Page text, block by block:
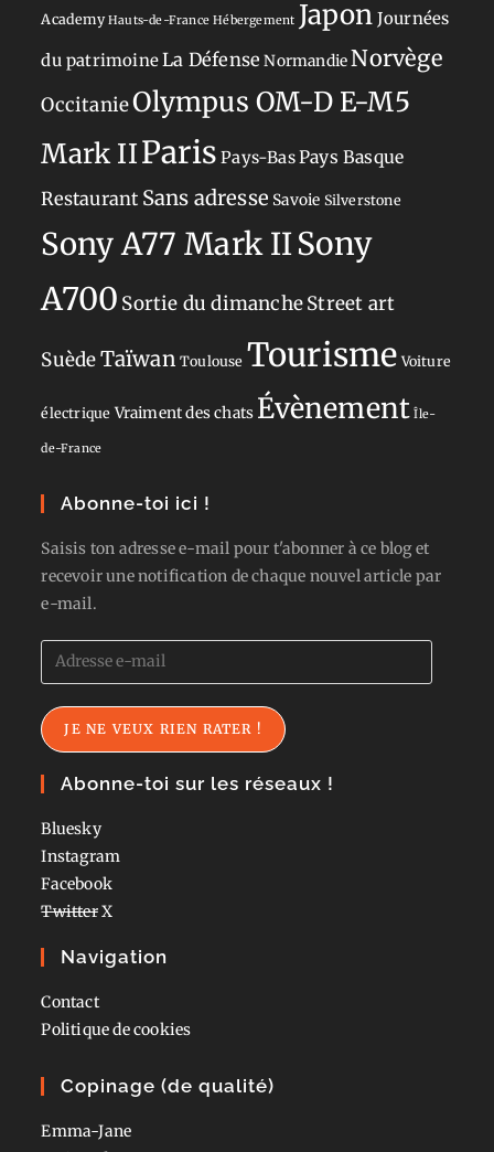
Academy Hauts-de-France Hébergement Japon Journées
du patrimoineLa Défense NormandieNorvège
OccitanieOlympus OM-D E-M5
Mark IIParis Pays-BasPays Basque
Restaurant Sans adresse Savoie Silverstone
Sony A77 Mark IISony
A700 Sortie du dimancheStreet art
SuèdeTaïwan Toulouse Tourisme Voiture
électrique Vraiment des chats Évènement Île-
de-France
Abonne-toi ici !
Saisis ton adresse e-mail pour t'abonner à ce blog et
recevoir une notification de chaque nouvel article par
e-mail.
Adresse
e-
mail
JE NE VEUX RIEN RATER !
Abonne-toi sur les réseaux !
Bluesky
Instagram
Facebook
TwitterX
Navigation
Contact
Politique de cookies
Copinage (de qualité)
Emma-Jane